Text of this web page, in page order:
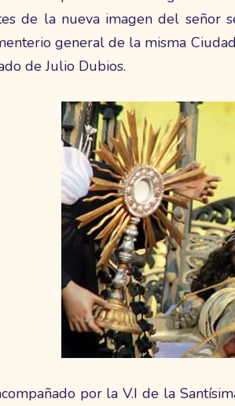
de la nueva imagen del señor
general de la misma
de Julio Dubios.
por la V.I de la